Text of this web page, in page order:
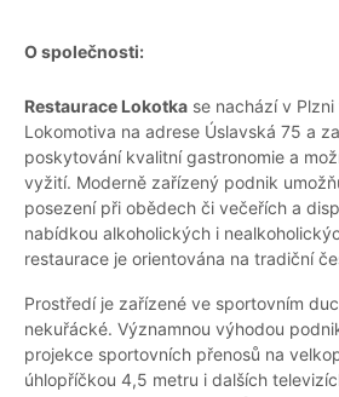
O společnosti:
Restaurace Lokotka se nachází v Plzni
Lokomotiva na adrese Úslavská 75 a
poskytování kvalitní gastronomie a
vyžití. Moderně zařízený podnik
posezení při obědech či večeřích a
nabídkou alkoholických i
restaurace je orientována na tradiční
Prostředí je zařízené ve sportovním
nekuřácké. Významnou výhodou
projekce sportovních přenosů na
úhlopříčkou 4,5 metru i dalších